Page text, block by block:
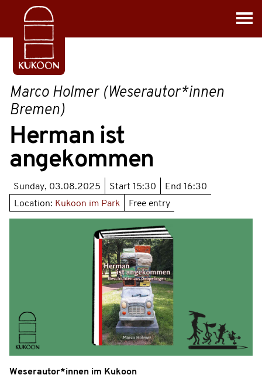
Marco Holmer (Weserautor*innen
Bremen)
Herman ist
angekommen
Sunday, 03.08.2025 Start 15:30 End 16:30
Location: Kukoon im Park Free entry
Weserautor*innen im Kukoon